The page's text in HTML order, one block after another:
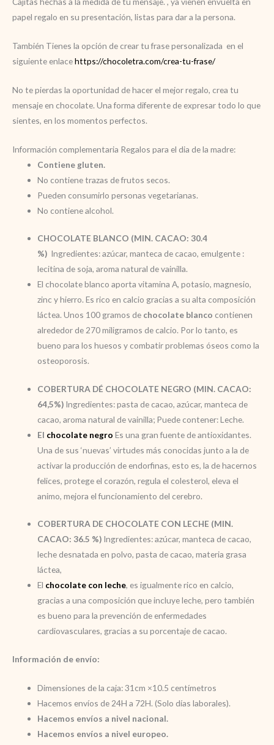
papel regalo en su presentación, listas para dar a la persona.
También Tienes la opción de crear tu frase personalizada en el
siguiente enlacehttps://chocoletra.com/crea-tu-frase/
No te pierdas la oportunidad de hacer el mejor regalo, crea tu
mensaje en chocolate. Una forma diferente de expresar todo lo que
sientes, en los momentos perfectos.
Información complementaria Regalos para el dia de la madre:
Contiene gluten.
No contiene trazas de frutos secos.
Pueden consumirlo personas vegetarianas.
No contiene alcohol.
CHOCOLATE BLANCO (MIN. CACAO: 30.4
%) Ingredientes: azúcar, manteca de cacao, emulgente :
lecitina de soja, aroma natural de vainilla.
El chocolate blanco aporta vitamina A, potasio, magnesio,
zinc y hierro. Es rico en calcio gracias a su alta composición
láctea. Unos 100 gramos de chocolate blanco contienen
alrededor de 270 miligramos de calcio. Por lo tanto, es
bueno para los huesos y combatir problemas óseos como la
osteoporosis.
COBERTURA DÉ CHOCOLATE NEGRO (MIN. CACAO:
64,5%) Ingredientes: pasta de cacao, azúcar, manteca de
cacao, aroma natural de vainilla; Puede contener: Leche.
El chocolate negroEs una gran fuente de antioxidantes.
Una de sus ‘nuevas’ virtudes más conocidas junto a la de
activar la producción de endorfinas, esto es, la de hacernos
felices, protege el corazón, regula el colesterol, eleva el
animo, mejora el funcionamiento del cerebro.
COBERTURA DE CHOCOLATE CON LECHE (MIN.
CACAO: 36.5 %) Ingredientes: azúcar, manteca de cacao,
leche desnatada en polvo, pasta de cacao, materia grasa
láctea,
El chocolate con leche, es igualmente rico en calcio,
gracias a una composición que incluye leche, pero también
es bueno para la prevención de enfermedades
cardiovasculares, gracias a su porcentaje de cacao.
Información de envío:
Dimensiones de la caja: 31cm ×10.5 centímetros
Hacemos envíos de 24H a 72H. (Solo días laborales).
Hacemos envíos a nivel nacional.
Hacemos envíos a nivel europeo.